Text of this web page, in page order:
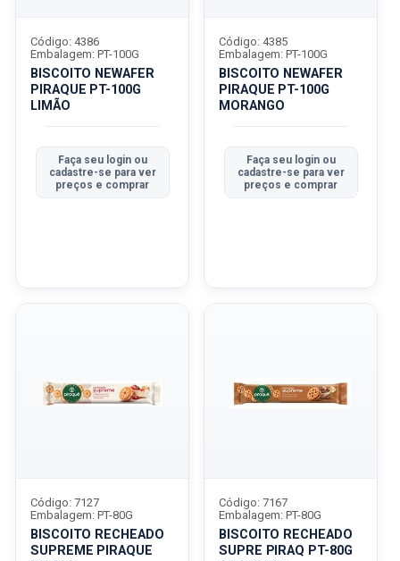
BISCOITO NEWAFER
PIRAQUE PT-100G
LIMÃO
Código: 4386
Embalagem: PT-100G
Faça seu login ou
cadastre-se para ver
preços e comprar
BISCOITO NEWAFER
PIRAQUE PT-100G
MORANGO
Código: 4385
Embalagem: PT-100G
Faça seu login ou
cadastre-se para ver
preços e comprar
BISCOITO RECHEADO
SUPREME PIRAQUE
Código: 7127
Embalagem: PT-80G
BISCOITO RECHEADO
SUPRE PIRAQ PT-80G
Código: 7167
Embalagem: PT-80G